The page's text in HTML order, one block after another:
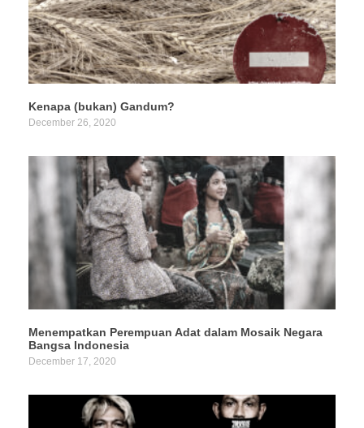
Kenapa (bukan) Gandum?
December 26, 2020
Menempatkan Perempuan Adat dalam Mosaik Negara
Bangsa Indonesia
December 17, 2020